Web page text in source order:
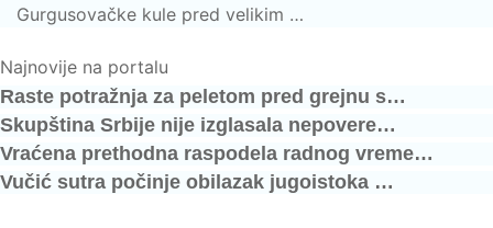
Gurgusovačke kule pred velikim …
Najnovije na portalu
Raste potražnja za peletom pred grejnu s…
Skupština Srbije nije izglasala nepovere…
Vraćena prethodna raspodela radnog vreme…
Vučić sutra počinje obilazak jugoistoka …